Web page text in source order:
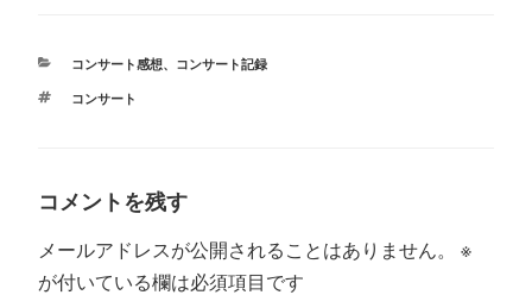
r ok
カ
ゴ
コンサート感想、 コンサート記録
タ
コンサート
コメントを残す
メールアドレスが公開されることはありません。
※
が付いている欄は必須項目です